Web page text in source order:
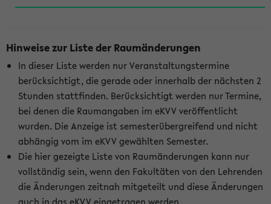
Hinweise zur Liste der Raumänderungen
In dieser Liste werden nur Veranstaltungstermine
berücksichtigt, die gerade oder innerhalb der nächsten 2
Stunden stattfinden. Berücksichtigt werden nur Termine,
bei denen die Raumangaben im eKVV veröffentlicht
wurden. Die Anzeige ist semesterübergreifend und nicht
abhängig vom im eKVV gewählten Semester.
Die hier gezeigte Liste von Raumänderungen kann nur
vollständig sein, wenn den Fakultäten von den Lehrenden
die Änderungen zeitnah mitgeteilt und diese Änderungen